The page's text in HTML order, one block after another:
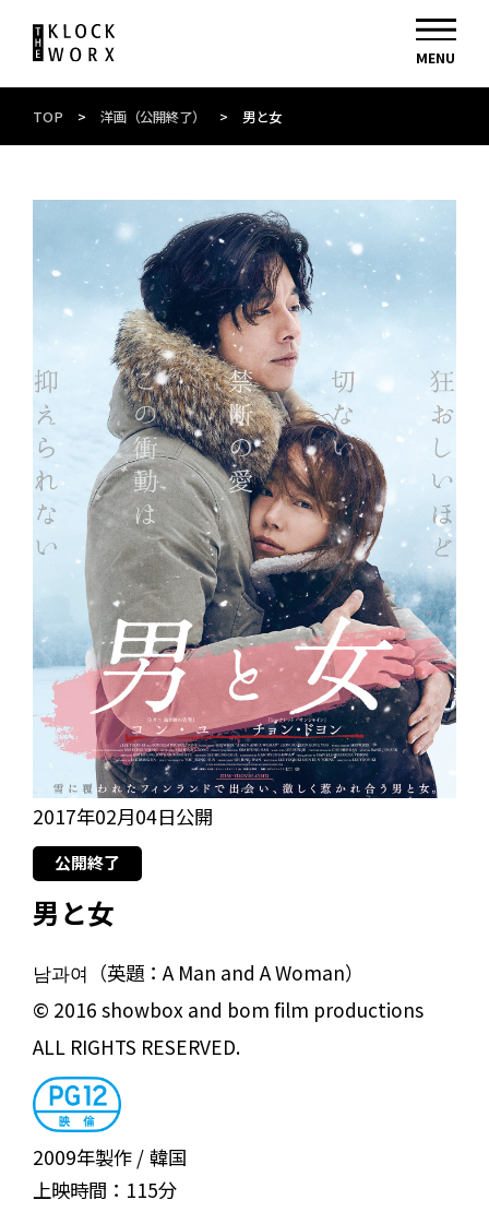
TOP > 洋画（公開終了） > 男と女
2017年02月04日公開
公開終了
男と女
남과여（英題：A Man and A Woman）
© 2016 showbox and bom film productions
ALL RIGHTS RESERVED.
2009年製作
韓国
上映時間： 115分